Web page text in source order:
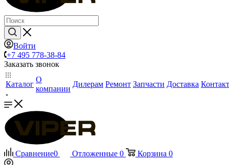
Войти
+7 495 778-38-84
Заказать звонок
Каталог
О
компании
Дилерам Ремонт Запчасти Доставка
Сравнение0 Отложенные 0 Корзина 0